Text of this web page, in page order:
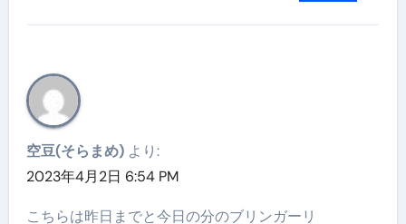
空豆(そらまめ) より:
2023年4月2日 6:54 PM
こちらは昨日までと今日の分のブリンガーリ